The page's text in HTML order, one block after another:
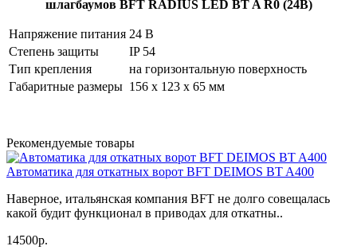
шлагбаумов BFT RADIUS LED BT A R0 (24В)
Напряжение питания 24 В
Степень защиты
IP 54
Тип крепления
на горизонтальную поверхность
Габаритные размеры 156 х 123 х 65 мм
Рекомендуемые товары
Автоматика для откатных ворот BFT DEIMOS BT A400
Наверное, итальянская компания BFT не долго совещалась
какой будит функционал в приводах для откатны..
14500р.